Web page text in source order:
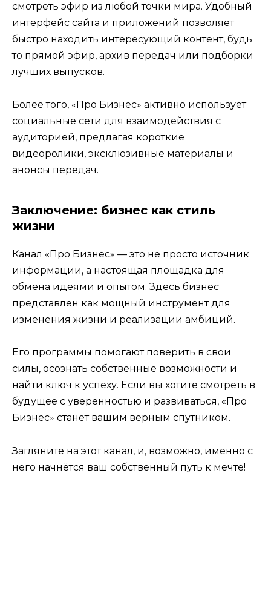
смотреть эфир из любой точки мира. Удобный
интерфейс сайта и приложений позволяет
быстро находить интересующий контент, будь
то прямой эфир, архив передач или подборки
лучших выпусков.
Более того, «Про Бизнес» активно использует
социальные сети для взаимодействия с
аудиторией, предлагая короткие
видеоролики, эксклюзивные материалы и
анонсы передач.
Заключение: бизнес как стиль
жизни
Канал «Про Бизнес» — это не просто источник
информации, а настоящая площадка для
обмена идеями и опытом. Здесь бизнес
представлен как мощный инструмент для
изменения жизни и реализации амбиций.
Его программы помогают поверить в свои
силы, осознать собственные возможности и
найти ключ к успеху. Если вы хотите смотреть в
будущее с уверенностью и развиваться, «Про
Бизнес» станет вашим верным спутником.
Загляните на этот канал, и, возможно, именно с
него начнётся ваш собственный путь к мечте!